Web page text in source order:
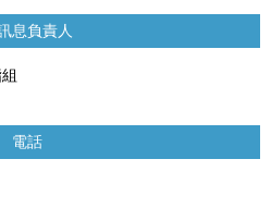
息負責人
電話